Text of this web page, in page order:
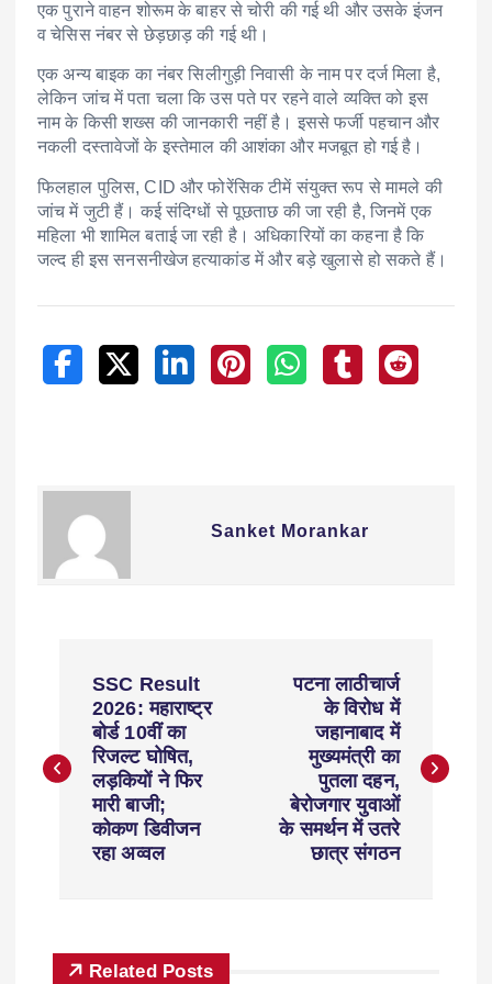
एक पुराने वाहन शोरूम के बाहर से चोरी की गई थी और उसके इंजन
व चेसिस नंबर से छेड़छाड़ की गई थी।
एक अन्य बाइक का नंबर सिलीगुड़ी निवासी के नाम पर दर्ज मिला है,
लेकिन जांच में पता चला कि उस पते पर रहने वाले व्यक्ति को इस
नाम के किसी शख्स की जानकारी नहीं है। इससे फर्जी पहचान और
नकली दस्तावेजों के इस्तेमाल की आशंका और मजबूत हो गई है।
फिलहाल पुलिस, CID और फोरेंसिक टीमें संयुक्त रूप से मामले की
जांच में जुटी हैं। कई संदिग्धों से पूछताछ की जा रही है, जिनमें एक
महिला भी शामिल बताई जा रही है। अधिकारियों का कहना है कि
जल्द ही इस सनसनीखेज हत्याकांड में और बड़े खुलासे हो सकते हैं।
Sanket Morankar
SSC Result
2026: महाराष्ट्र
बोर्ड 10वीं का
रिजल्ट घोषित,
लड़कियों ने फिर
मारी बाजी;
कोकण डिवीजन
रहा अव्वल
पटना लाठीचार्ज
के विरोध में
जहानाबाद में
मुख्यमंत्री का
पुतला दहन,
बेरोजगार युवाओं
के समर्थन में उतरे
छात्र संगठन
Related Posts